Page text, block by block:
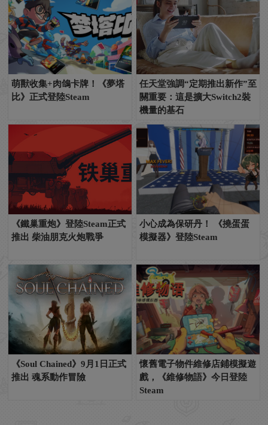
萌獸收集+肉鴿卡牌！《夢塔
比》正式登陸Steam
任天堂強調“定期推出新作”至
關重要：這是擴大Switch2裝
機量的基石
《鐵巢重炮》登陸Steam正式
推出 柴油朋克火炮戰爭
小心成為保研丹！ 《撓蛋蛋
模擬器》登陸Steam
《Soul Chained》9月1日正式
推出 魂系動作冒險
懷舊電子物件維修店鋪模擬遊
戲，《維修物語》今日登陸
Steam